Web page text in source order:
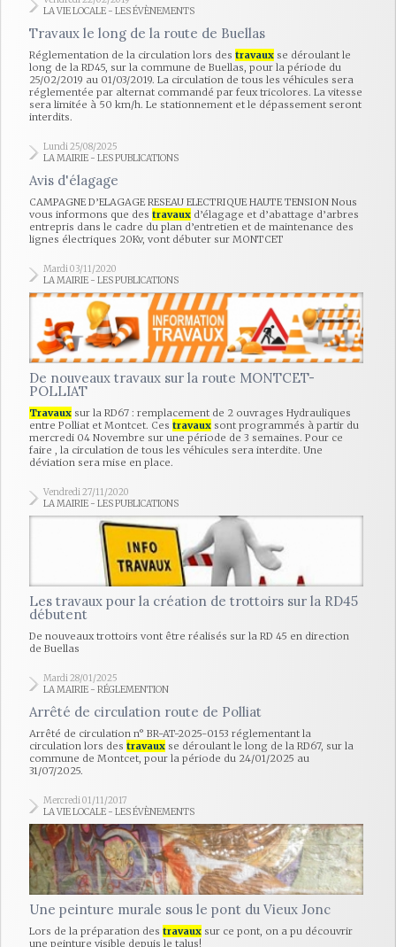
LA VIE LOCALE - LES ÉVÈNEMENTS
Travaux le long de la route de Buellas
Réglementation de la circulation lors des travaux se déroulant le
long de la RD45, sur la commune de Buellas, pour la période du
25/02/2019 au 01/03/2019. La circulation de tous les véhicules sera
réglementée par alternat commandé par feux tricolores. La vitesse
sera limitée à 50 km/h. Le stationnement et le dépassement seront
interdits.
Lundi 25/08/2025
LA MAIRIE - LES PUBLICATIONS
Avis d'élagage
CAMPAGNE D’ELAGAGE RESEAU ELECTRIQUE HAUTE TENSION Nous
vous informons que des travaux d’élagage et d’abattage d’arbres
entrepris dans le cadre du plan d’entretien et de maintenance des
lignes électriques 20Kv, vont débuter sur MONTCET
Mardi 03/11/2020
LA MAIRIE - LES PUBLICATIONS
De nouveaux travaux sur la route MONTCET-
POLLIAT
Travaux sur la RD67 : remplacement de 2 ouvrages Hydrauliques
entre Polliat et Montcet. Ces travaux sont programmés à partir du
mercredi 04 Novembre sur une période de 3 semaines. Pour ce
faire , la circulation de tous les véhicules sera interdite. Une
déviation sera mise en place.
Vendredi 27/11/2020
LA MAIRIE - LES PUBLICATIONS
Les travaux pour la création de trottoirs sur la RD45
débutent
De nouveaux trottoirs vont être réalisés sur la RD 45 en direction
de Buellas
Mardi 28/01/2025
LA MAIRIE - RÉGLEMENTION
Arrêté de circulation route de Polliat
Arrêté de circulation n° BR-AT-2025-0153 réglementant la
circulation lors des travaux se déroulant le long de la RD67, sur la
commune de Montcet, pour la période du 24/01/2025 au
31/07/2025.
Mercredi 01/11/2017
LA VIE LOCALE - LES ÉVÈNEMENTS
Une peinture murale sous le pont du Vieux Jonc
Lors de la préparation des travaux sur ce pont, on a pu découvrir
une peinture visible depuis le talus!